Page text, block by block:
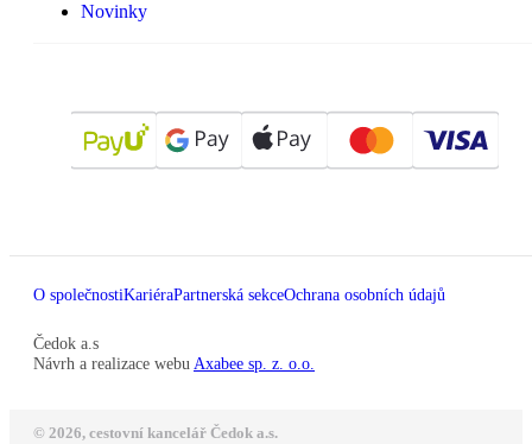
Novinky
O společnostiKariéraPartnerská sekceOchrana osobních údajů
Čedok a.s
Návrh a realizace webu Axabee sp. z. o.o.
© 2026, cestovní kancelář Čedok a.s.